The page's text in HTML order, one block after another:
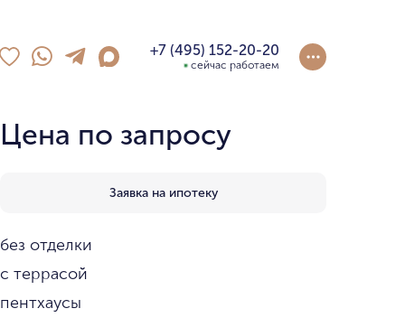
+7 (495) 152-20-20
сейчас работаем
Цена по запросу
Заявка на ипотеку
без отделки
с террасой
пентхаусы